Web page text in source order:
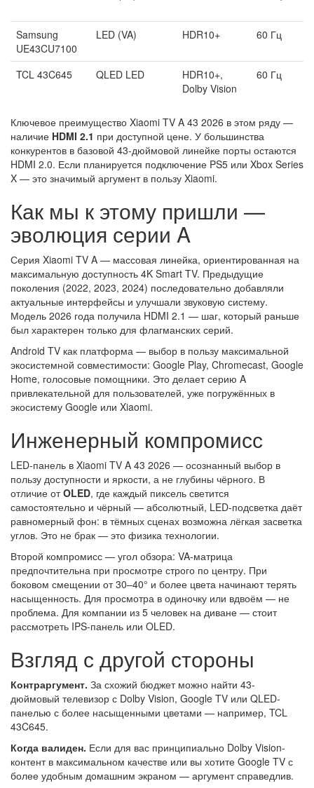
Samsung
UE43CU7100
LED (VA) HDR10+ 60 Гц
TCL 43C645 QLED LED
HDR10+,
Dolby Vision
60 Гц
Ключевое преимущество Xiaomi TV A 43 2026 в этом ряду —
наличие HDMI 2.1 при доступной цене. У большинства
конкурентов в базовой 43-дюймовой линейке порты остаются
HDMI 2.0. Если планируется подключение PS5 или Xbox Series
X — это значимый аргумент в пользу Xiaomi.
Как мы к этому пришли —
эволюция серии A
Серия Xiaomi TV A — массовая линейка, ориентированная на
максимальную доступность 4K Smart TV. Предыдущие
поколения (2022, 2023, 2024) последовательно добавляли
актуальные интерфейсы и улучшали звуковую систему.
Модель 2026 года получила HDMI 2.1 — шаг, который раньше
был характерен только для флагманских серий.
Android TV как платформа — выбор в пользу максимальной
экосистемной совместимости: Google Play, Chromecast, Google
Home, голосовые помощники. Это делает серию A
привлекательной для пользователей, уже погружённых в
экосистему Google или Xiaomi.
Инженерный компромисс
LED-панель в Xiaomi TV A 43 2026 — осознанный выбор в
пользу доступности и яркости, а не глубины чёрного. В
отличие отOLED, где каждый пиксель светится
самостоятельно и чёрный — абсолютный, LED-подсветка даёт
равномерный фон: в тёмных сценах возможна лёгкая засветка
углов. Это не брак — это физика технологии.
Второй компромисс — угол обзора: VA-матрица
предпочтительна при просмотре строго по центру. При
боковом смещении от 30–40° и более цвета начинают терять
насыщенность. Для просмотра в одиночку или вдвоём — не
проблема. Для компании из 5 человек на диване — стоит
рассмотреть IPS-панель или OLED.
Взгляд с другой стороны
Контраргумент. За схожий бюджет можно найти 43-
дюймовый телевизор с Dolby Vision, Google TV или QLED-
панелью с более насыщенными цветами — например, TCL
43C645.
Когда валиден. Если для вас принципиально Dolby Vision-
контент в максимальном качестве или вы хотите Google TV с
более удобным домашним экраном — аргумент справедлив.